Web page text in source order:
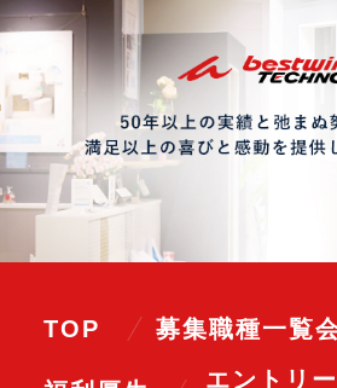
TOP 募集職種一覧
エントリー